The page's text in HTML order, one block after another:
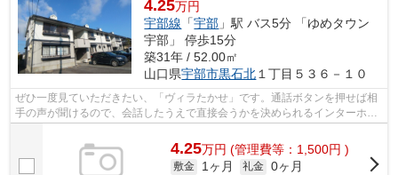
4.25万円
宇部線 「宇部 」駅 バス5分 「ゆめタウン
宇部」 停歩15分
築31年 / 52.00㎡
山口県宇部市黒石北 １丁目５３６－１０
ぜひ一度見ていただきたい、「ヴィラたかせ」です。通話ボタンを押せば相
手の声が聞けるので、会話したうえで直接会うかを決められるインターホン
が付いております。入浴後でも湿気に...
4.25万円 (管理費等：1,500円 )
敷金 1ヶ月 礼金 0ヶ月